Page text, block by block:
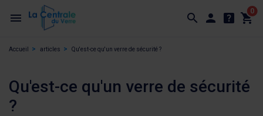
0
Accueil articles Qu'est-ce qu'un verre de sécurité ?
Qu'est-ce qu'un verre de sécurité
?